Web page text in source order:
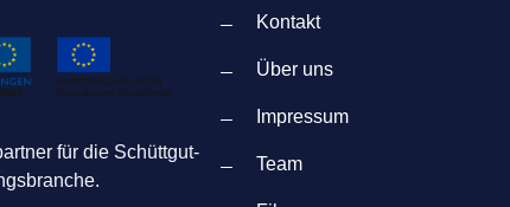
für die Schüttgut-
Kontakt
Über uns
Impressum
Team